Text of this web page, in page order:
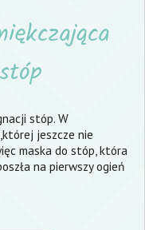
stóp. W
jeszcze nie
maska do stóp, która
na pierwszy ogień